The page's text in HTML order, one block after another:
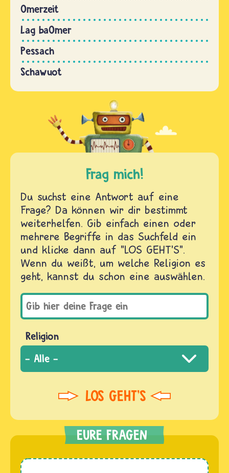
Omerzeit
Lag baOmer
Pessach
Schawuot
Frag mich!
Du suchst eine Antwort auf eine
Frage? Da können wir dir bestimmt
weiterhelfen. Gib einfach einen oder
mehrere Begriffe in das Suchfeld ein
und klicke dann auf "LOS GEHT'S".
Wenn du weißt, um welche Religion es
geht, kannst du schon eine auswählen.
Religion